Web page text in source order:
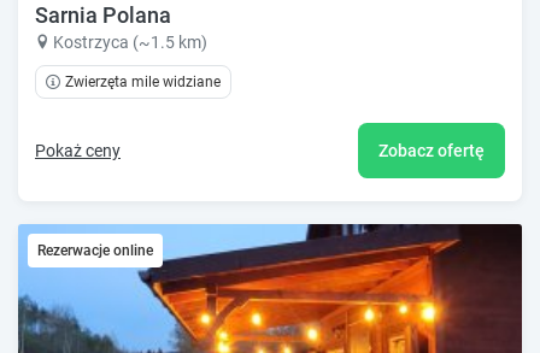
Sarnia Polana
Kostrzyca (~1.5 km)
Zwierzęta mile widziane
Pokaż ceny Zobacz ofertę
Rezerwacje online